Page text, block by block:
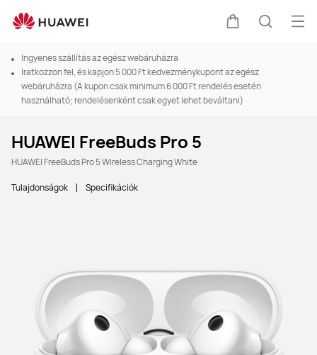
Ingyenes szállítás az egész webáruházra
Iratkozzon fel, és kapjon 5 000 Ft kedvezménykupont az egész
webáruházra (A kupon csak minimum 6 000 Ft rendelés esetén
használható; rendelésenként csak egyet lehet beváltani)
HUAWEI FreeBuds Pro 5
HUAWEI FreeBuds Pro 5 Wireless Charging White
Tulajdonságok Specifikációk